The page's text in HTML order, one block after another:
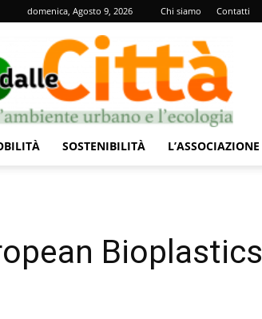
domenica, Agosto 9, 2026 Chi siamo Contatti
SOSTENIBILITÀ L’ASSOCIAZIONE
Bioplastics